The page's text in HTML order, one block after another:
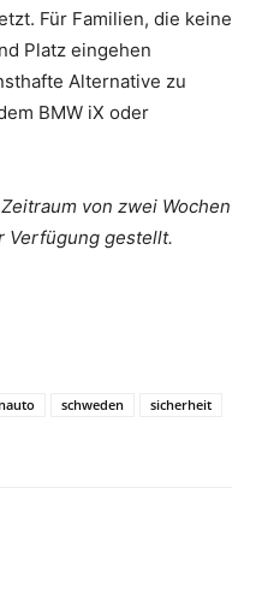
Für Familien, die keine
Platz eingehen
Alternative zu
BMW iX oder
von zwei Wochen
Verfügung gestellt.
schweden
sicherheit